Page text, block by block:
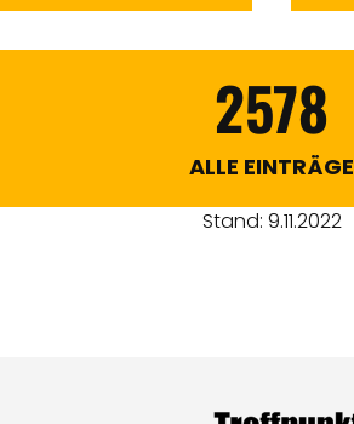
2578
ALLE EINTRÄGE
Stand: 9.11.2022